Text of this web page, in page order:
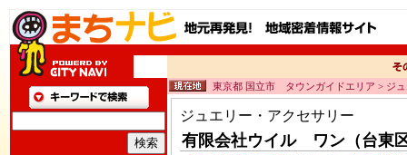
東京都 国立市 タウンガイドエリア > ジ
ジュエリー・アクセサリー
有限会社ウイル ワン（台東